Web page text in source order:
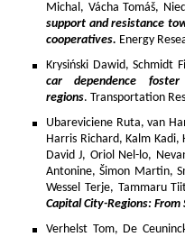
Michal, Vácha Tomáš,
support and resistance
cooperatives. Energy
Krysiński Dawid, Schmidt
car dependence
regions. Transportation
Ubareviciene Ruta, van
Harris Richard, Kalm
David J, Oriol Nel-lo,
Antonine, Šimon Martin,
Wessel Terje, Tammaru
Capital City-Regions:
Verhelst Tom, De